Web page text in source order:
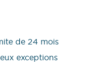
de 24 mois
exceptions